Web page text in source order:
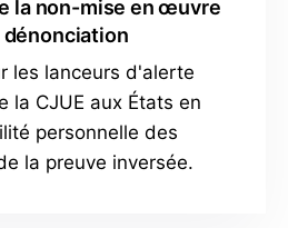
la non-mise en œuvre
les lanceurs d'alerte
la CJUE aux États en
personnelle des
la preuve inversée.